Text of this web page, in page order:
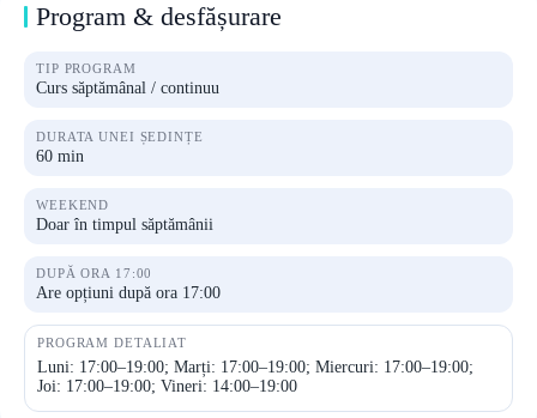
Program & desfășurare
TIP PROGRAM
Curs săptămânal / continuu
DURATA UNEI ȘEDINȚE
60 min
WEEKEND
Doar în timpul săptămânii
DUPĂ ORA 17:00
Are opțiuni după ora 17:00
PROGRAM DETALIAT
Luni: 17:00–19:00; Marți: 17:00–19:00; Miercuri: 17:00–19:00;
Joi: 17:00–19:00; Vineri: 14:00–19:00